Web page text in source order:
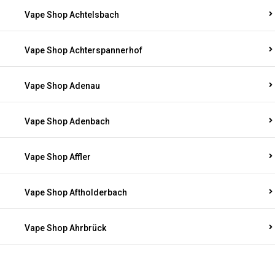
Vape Shop Achtelsbach
Vape Shop Achterspannerhof
Vape Shop Adenau
Vape Shop Adenbach
Vape Shop Affler
Vape Shop Aftholderbach
Vape Shop Ahrbrück